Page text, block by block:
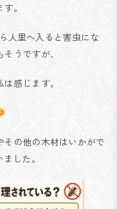
。
人里へ入ると害虫にな
うですが、
感じます。
その他の木材はいかがで
した。